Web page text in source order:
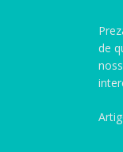
de